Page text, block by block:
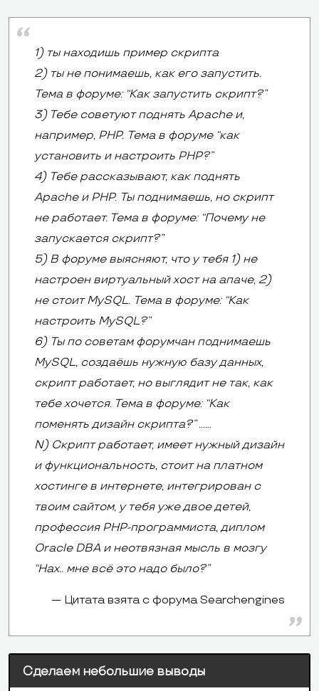
1) ты находишь пример скрипта
2) ты не понимаешь, как его запустить.
Тема в форуме: “Как запустить скрипт?”
3) Тебе советуют поднять Apache и,
например, PHP. Тема в форуме “как
установить и настроить PHP?”
4) Тебе рассказывают, как поднять
Apache и PHP. Ты поднимаешь, но скрипт
не работает. Тема в форуме: “Почему не
запускается скрипт?”
5) В форуме выясняют, что у тебя 1) не
настроен виртуальный хост на апаче, 2)
не стоит MySQL. Тема в форуме: “Как
настроить MySQL?”
6) Ты по советам форумчан поднимаешь
MySQL, создаёшь нужную базу данных,
скрипт работает, но выглядит не так, как
тебе хочется. Тема в форуме: “Как
поменять дизайн скрипта?” ……
N) Скрипт работает, имеет нужный дизайн
и функциональность, стоит на платном
хостинге в интернете, интегрирован с
твоим сайтом, у тебя уже двое детей,
профессия PHP-программиста, диплом
Oracle DBA и неотвязная мысль в мозгу
“Нах.. мне всё это надо было?”
Цитата взята с форума Searchengines
Сделаем небольшие выводы